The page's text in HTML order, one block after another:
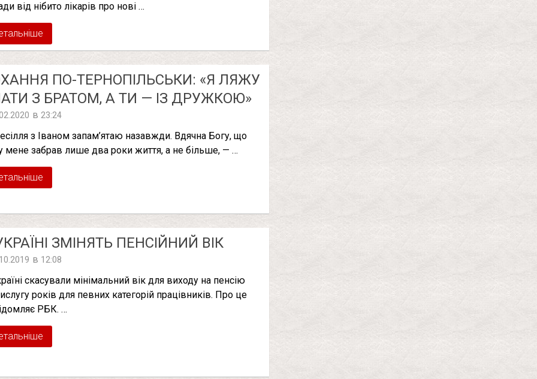
від нібито лікарів про нові …
ПО-ТЕРНОПІЛЬСЬКИ: «Я ЛЯЖУ
З БРАТОМ, А ТИ — ІЗ ДРУЖКОЮ»
в 23:24
з Іваном запам’ятаю назавжди. ­Вдячна Богу, що
мене ­забрав лише два роки життя, а не більше, — …
ЗМІНЯТЬ ПЕНСІЙНИЙ ВІК
в 12:08
скасували мінімальний вік для виходу на пенсію
років для певних категорій працівників. Про це
РБК. …